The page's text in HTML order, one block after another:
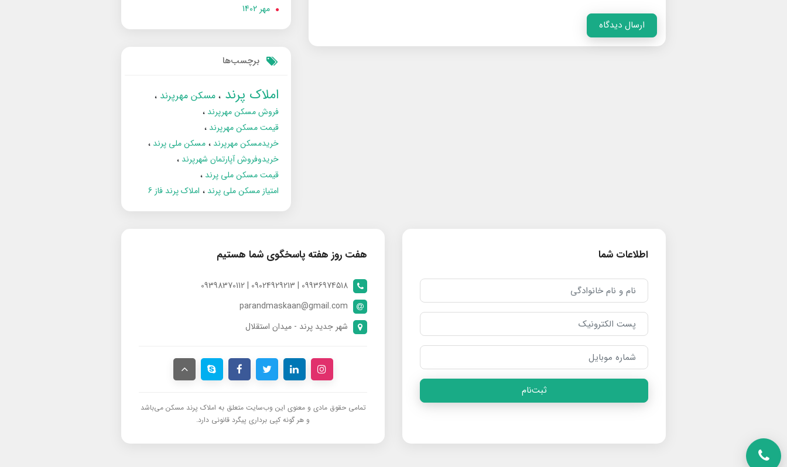
ارسال دیدگاه
مهر 1402
برچسب‌ها
املاک پرند مسکن مهرپرند
فروش مسکن مهرپرند
قیمت مسکن مهرپرند
خریدمسکن مهرپرند
مسکن ملی پرند
خریدوفروش آپارتمان شهرپرند
قیمت مسکن ملی پرند
امتیاز مسکن ملی پرند
املاک پرند فاز 6
اطلاعات شما
ثبت‌نام
هفت روز هفته پاسخگوی شما هستیم
09936974518 | 09024929213 | 09398370112
parandmaskaan@gmail.com
شهر جدید پرند - میدان استقلال
تمامی حقوق مادی و معنوی این وب‌سایت متعلق به املاک پرند مسکن می‌باشد
و هر گونه کپی برداری پیگرد قانونی دارد.